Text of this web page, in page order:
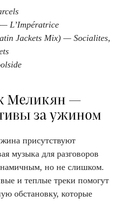
L’Impératrice
Jackets Mix) — Socialites,
Меликян —
за ужином
присутствуют
музыка для разговоров
но не слишком.
и теплые треки помогут
обстановку, которые